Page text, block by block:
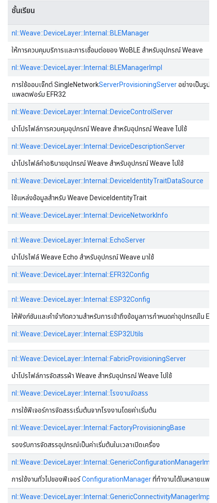
ชั้นเรียน
nl::Weave::DeviceLayer::Internal::BLEManager
ให้การควบคุมบริการและการเชื่อมต่อของ WoBLE สําหรับอุปกรณ์ Weave
nl::Weave::DeviceLayer::Internal::BLEManagerImpl
การใช้ออบเจ็กต์ SingleNetworkServerProvisioningServerอย่างเป็นรูปธ
แพลตฟอร์ม EFR32
nl::Weave::DeviceLayer::Internal::DeviceControlServer
นําโปรไฟล์การควบคุมอุปกรณ์ Weave สําหรับอุปกรณ์ Weave ไปใช้
nl::Weave::DeviceLayer::Internal::DeviceDescriptionServer
นําโปรไฟล์คําอธิบายอุปกรณ์ Weave สําหรับอุปกรณ์ Weave ไปใช้
nl::Weave::DeviceLayer::Internal::DeviceIdentityTraitDataSource
ใช้แหล่งข้อมูลสําหรับ Weave DeviceIdentityTrait
nl::Weave::DeviceLayer::Internal::DeviceNetworkInfo
nl::Weave::DeviceLayer::Internal::EchoServer
นําโปรไฟล์ Weave Echo สําหรับอุปกรณ์ Weave มาใช้
nl::Weave::DeviceLayer::Internal::EFR32Config
nl::Weave::DeviceLayer::Internal::ESP32Config
ให้ฟังก์ชันและคําจํากัดความสําหรับการเข้าถึงข้อมูลการกําหนดค่าอุปกรณ์ใน
nl::Weave::DeviceLayer::Internal::ESP32Utils
nl::Weave::DeviceLayer::Internal::FabricProvisioningServer
นําโปรไฟล์การจัดสรรผ้า Weave สําหรับอุปกรณ์ Weave ไปใช้
nl::Weave::DeviceLayer::Internal::โรงงานจัดสรร
การใช้ฟีเจอร์การจัดสรรเริ่มต้นจากโรงงานโดยค่าเริ่มต้น
nl::Weave::DeviceLayer::Internal::FactoryProvisioningBase
รองรับการจัดสรรอุปกรณ์เป็นค่าเริ่มต้นในเวลาเปิดเครื่อง
nl::Weave::DeviceLayer::Internal::GenericConfigurationManagerImpl
การใช้งานทั่วไปของฟีเจอร์ConfigurationManagerที่ทํางานได้ในหลายแพล
nl::Weave::DeviceLayer::Internal::GenericConnectivityManagerImpl